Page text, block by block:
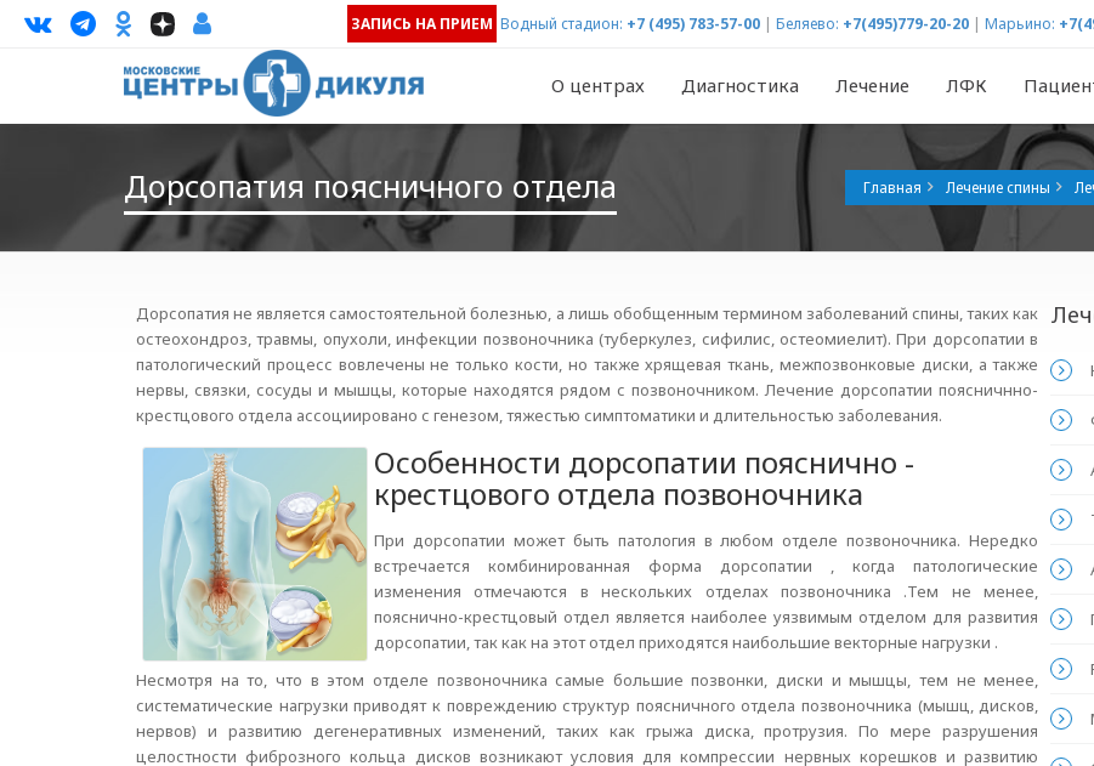
ЗАПИСЬ НА ПРИЕМ Водный стадион: +7 (495) 783-57-00 | Беляево: +7(495)779-20-20 | Марьино:
О центрах Диагностика Лечение ЛФК
Дорсопатия поясничного отдела Главная Лечение спины
Дорсопатия не является самостоятельной болезнью, а лишь обобщенным термином заболеваний спины, таких как
остеохондроз, травмы, опухоли, инфекции позвоночника (туберкулез, сифилис, остеомиелит). При дорсопатии в
патологический процесс вовлечены не только кости, но также хрящевая ткань, межпозвонковые диски, а также
нервы, связки, сосуды и мышцы, которые находятся рядом с позвоночником. Лечение дорсопатии поясничнно-
крестцового отдела ассоциировано с генезом, тяжестью симптоматики и длительностью заболевания.
Особенности дорсопатии пояснично -
крестцового отдела позвоночника
При дорсопатии может быть патология в любом отделе позвоночника. Нередко
встречается комбинированная форма дорсопатии , когда патологические
изменения отмечаются в нескольких отделах позвоночника .Тем не менее,
пояснично-крестцовый отдел является наиболее уязвимым отделом для развития
дорсопатии, так как на этот отдел приходятся наибольшие векторные нагрузки .
Несмотря на то, что в этом отделе позвоночника самые большие позвонки, диски и мышцы, тем не менее,
систематические нагрузки приводят к повреждению структур поясничного отдела позвоночника (мышц, дисков,
нервов) и развитию дегенеративных изменений, таких как грыжа диска, протрузия. По мере разрушения
целостности фиброзного кольца дисков возникают условия для компрессии нервных корешков и развитию